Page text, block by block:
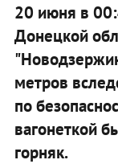
20 июня в
Донецкой
метров
по
вагонеткой
горняк.